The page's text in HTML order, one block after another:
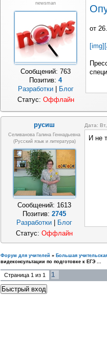
newsman
Сообщений: 763
Позитив: 4
Разработки| Блог
от
Статус: Оффлайн
русиш Дата:
Селиванова Галина Геннадьевна
(русский язык и литература)
Сообщений: 1613
Позитив: 2745
Разработки
Блог
И не
Статус: Оффлайн
Форум для учителей » Большая
видеконсультации по подготовке к ЕГЭ ...
Страница 1 из 1
1